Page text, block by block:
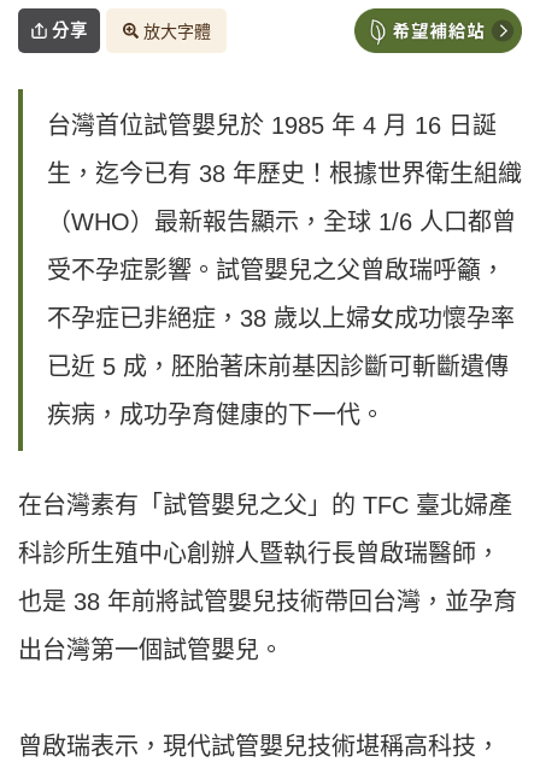
分享 放大字體
台灣首位試管嬰兒於 1985 年 4 月 16 日誕
生，迄今已有 38 年歷史！根據世界衛生組織
（WHO）最新報告顯示，全球 1/6 人口都曾
受不孕症影響。試管嬰兒之父曾啟瑞呼籲，
不孕症已非絕症，38 歲以上婦女成功懷孕率
已近 5 成，胚胎著床前基因診斷可斬斷遺傳
疾病，成功孕育健康的下一代。
在台灣素有「試管嬰兒之父」的 TFC 臺北婦產
科診所生殖中心創辦人暨執行長曾啟瑞醫師，
也是 38 年前將試管嬰兒技術帶回台灣，並孕育
出台灣第一個試管嬰兒。
曾啟瑞表示，現代試管嬰兒技術堪稱高科技，